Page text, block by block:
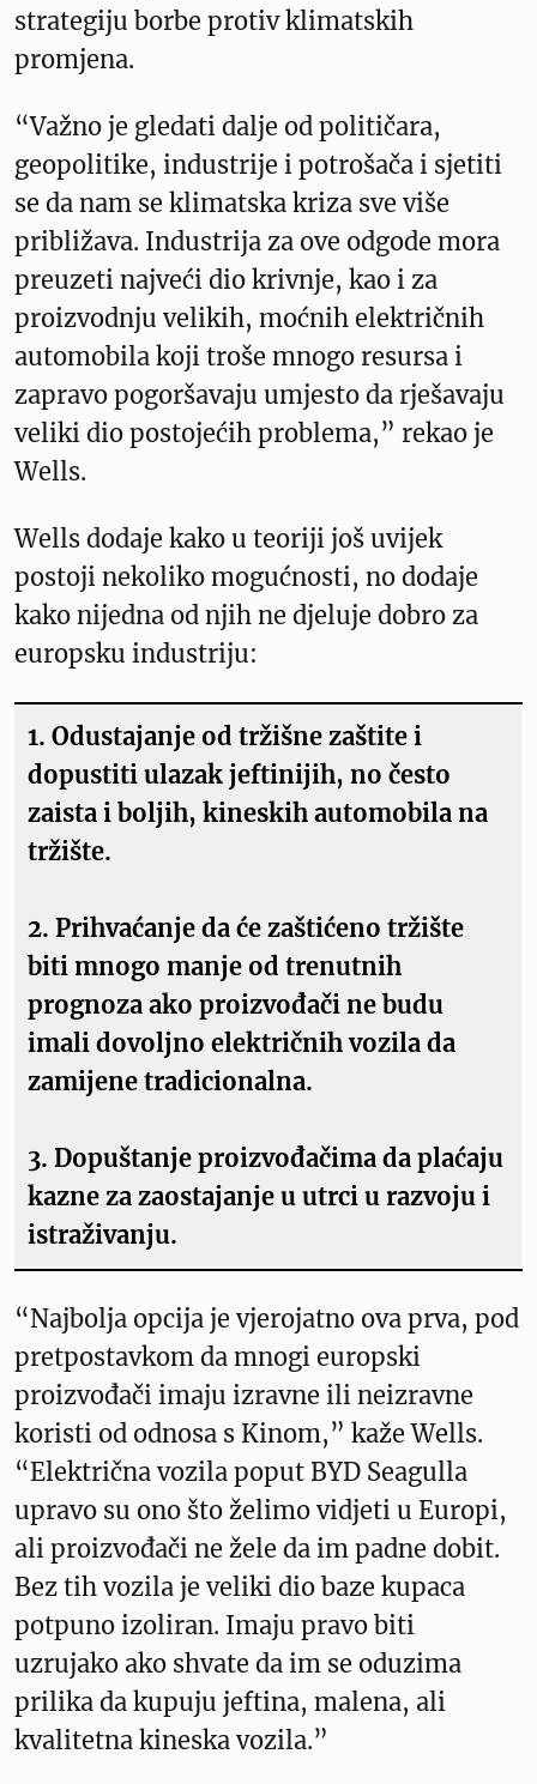
strategiju borbe protiv klimatskih
promjena.
“Važno je gledati dalje od političara,
geopolitike, industrije i potrošača i sjetiti
se da nam se klimatska kriza sve više
približava. Industrija za ove odgode mora
preuzeti najveći dio krivnje, kao i za
proizvodnju velikih, moćnih električnih
automobila koji troše mnogo resursa i
zapravo pogoršavaju umjesto da rješavaju
veliki dio postojećih problema,” rekao je
Wells.
Wells dodaje kako u teoriji još uvijek
postoji nekoliko mogućnosti, no dodaje
kako nijedna od njih ne djeluje dobro za
europsku industriju:
1. Odustajanje od tržišne zaštite i
dopustiti ulazak jeftinijih, no često
zaista i boljih, kineskih automobila na
tržište.
2. Prihvaćanje da će zaštićeno tržište
biti mnogo manje od trenutnih
prognoza ako proizvođači ne budu
imali dovoljno električnih vozila da
zamijene tradicionalna.
3. Dopuštanje proizvođačima da plaćaju
kazne za zaostajanje u utrci u razvoju i
istraživanju.
“Najbolja opcija je vjerojatno ova prva, pod
pretpostavkom da mnogi europski
proizvođači imaju izravne ili neizravne
koristi od odnosa s Kinom,” kaže Wells.
“Električna vozila poput BYD Seagulla
upravo su ono što želimo vidjeti u Europi,
ali proizvođači ne žele da im padne dobit.
Bez tih vozila je veliki dio baze kupaca
potpuno izoliran. Imaju pravo biti
uzrujako ako shvate da im se oduzima
prilika da kupuju jeftina, malena, ali
kvalitetna kineska vozila.”